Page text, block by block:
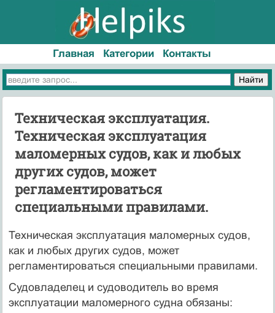
Главная Категории Контакты
Техническая эксплуатация.
Техническая эксплуатация
маломерных судов, как и любых
других судов, может
регламентироваться
специальными правилами.
Техническая эксплуатация маломерных судов,
как и любых других судов, может
регламентироваться специальными правилами.
Судовладелец и судоводитель во время
эксплуатации маломерного судна обязаны: